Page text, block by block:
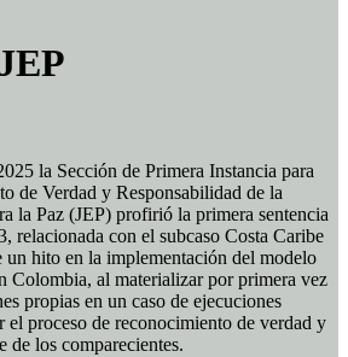
la Sección de Primera Instancia para
de Verdad y Responsabilidad de la
la Paz (JEP) profirió la primera sentencia
relacionada con el subcaso Costa Caribe
hito en la implementación del modelo
Colombia, al materializar por primera vez
propias en un caso de ejecuciones
el proceso de reconocimiento de verdad y
de los comparecientes.